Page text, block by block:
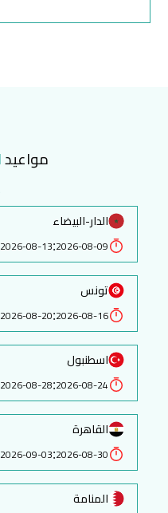
مواعيد
الدار-البيضاء
2026-08-09
:
2026-08-13
تونس
2026-08-16
:
2026-08-20
اسطنبول
2026-08-24
:
2026-08-28
القاهرة
2026-08-30
:
2026-09-03
المنامة